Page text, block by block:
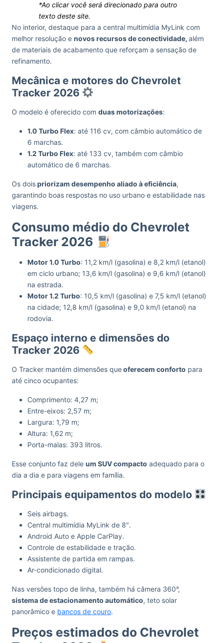
*Ao clicar você será direcionado para outro
texto deste site.
No interior, destaque para a central multimídia MyLink com
melhor resolução e novos recursos de conectividade, além
de materiais de acabamento que reforçam a sensação de
refinamento.
Mecânica e motores do Chevrolet
Tracker 2026
O modelo é oferecido com duas motorizações:
1.0 Turbo Flex: até 116 cv, com câmbio automático de
6 marchas.
1.2 Turbo Flex: até 133 cv, também com câmbio
automático de 6 marchas.
Os doispriorizam desempenho aliado à eficiência,
garantindo boas respostas no uso urbano e estabilidade nas
viagens.
Consumo médio do Chevrolet
Tracker 2026
Motor 1.0 Turbo: 11,2 km/l (gasolina) e 8,2 km/l (etanol)
em ciclo urbano; 13,6 km/l (gasolina) e 9,6 km/l (etanol)
na estrada.
Motor 1.2 Turbo: 10,5 km/l (gasolina) e 7,5 km/l (etanol)
na cidade; 12,8 km/l (gasolina) e 9,0 km/l (etanol) na
rodovia.
Espaço interno e dimensões do
Tracker 2026
O Tracker mantém dimensões queoferecem conforto para
até cinco ocupantes:
Comprimento: 4,27 m;
Entre-eixos: 2,57 m;
Largura: 1,79 m;
Altura: 1,62 m;
Porta-malas: 393 litros.
Esse conjunto faz dele um SUV compacto adequado para o
dia a dia e para viagens em família.
Principais equipamentos do modelo
Seis airbags.
Central multimídia MyLink de 8″.
Android Auto e Apple CarPlay.
Controle de estabilidade e tração.
Assistente de partida em rampas.
Ar-condicionado digital.
Nas versões topo de linha, também há câmera 360°,
sistema de estacionamento automático, teto solar
panorâmico e bancos de couro.
Preços estimados do Chevrolet